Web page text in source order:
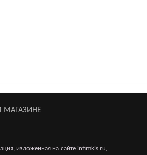
изложенная на сайте intimkis.ru,